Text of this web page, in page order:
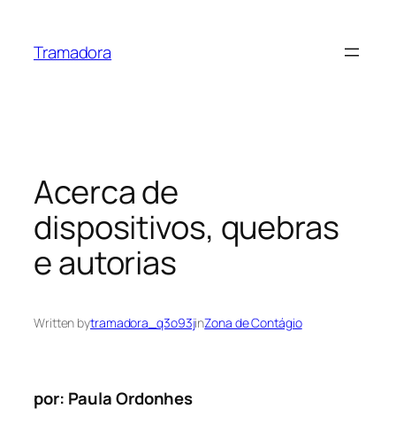
content
Tramadora
Acerca de
dispositivos, quebras
e autorias
Written bytramadora_q3o93jinZona de Contágio
por: Paula Ordonhes